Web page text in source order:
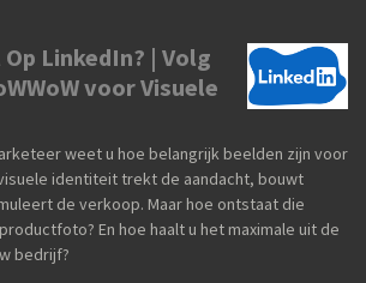
LinkedIn? | Volg
voor Visuele
weet u hoe belangrijk beelden zijn voor
identiteit trekt de aandacht, bouwt
de verkoop. Maar hoe ontstaat die
En hoe haalt u het maximale uit de
bedrijf?